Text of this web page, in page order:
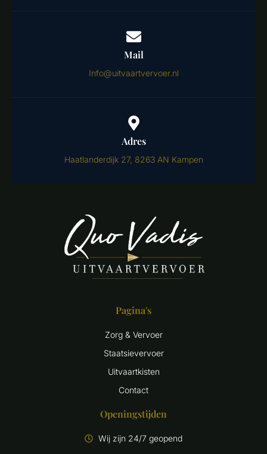
Mail
Info@uitvaartvervoer.nl
Adres
Haatlanderdijk 27, 8263 AN Kampen
Pagina's
Zorg & Vervoer
Staatsievervoer
Uitvaartkisten
Contact
Openingstijden
Wij zijn 24/7 geopend